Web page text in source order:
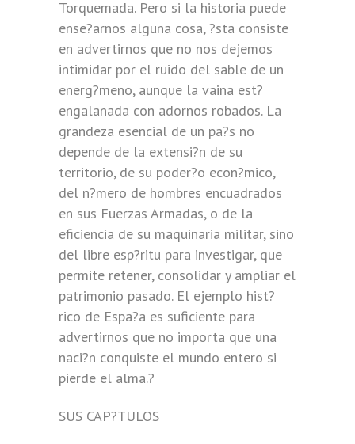
Torquemada. Pero si la historia puede
ense?arnos alguna cosa, ?sta consiste
en advertirnos que no nos dejemos
intimidar por el ruido del sable de un
energ?meno, aunque la vaina est?
engalanada con adornos robados. La
grandeza esencial de un pa?s no
depende de la extensi?n de su
territorio, de su poder?o econ?mico,
del n?mero de hombres encuadrados
en sus Fuerzas Armadas, o de la
eficiencia de su maquinaria militar, sino
del libre esp?ritu para investigar, que
permite retener, consolidar y ampliar el
patrimonio pasado. El ejemplo hist?
rico de Espa?a es suficiente para
advertirnos que no importa que una
naci?n conquiste el mundo entero si
pierde el alma.?
SUS CAP?TULOS